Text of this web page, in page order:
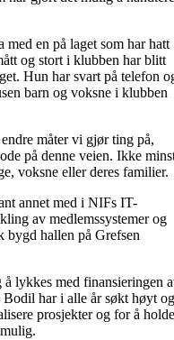
med en på laget som har hatt
og stort i klubben har blitt
Hun har svart på telefon
barn og voksne i klubben
måter vi gjør ting på,
på denne veien. Ikke
voksne eller deres familier.
annet med i NIFs IT-
av medlemssystemer og
bygd hallen på Grefsen
lykkes med finansieringen
Bodil har i alle år søkt høyt og
prosjekter og for å holde